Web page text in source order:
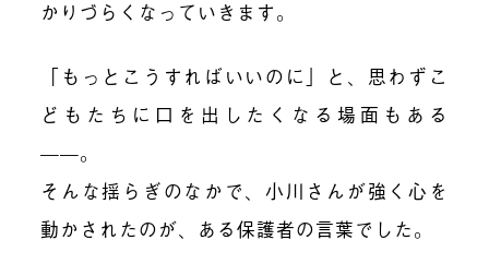
かりづらくなっていきます。
「もっとこうすればいいのに」と、思わずこ
どもたちに口を出したくなる場面もある
——。
そんな揺らぎのなかで、小川さんが強く心を
動かされたのが、ある保護者の言葉でした。